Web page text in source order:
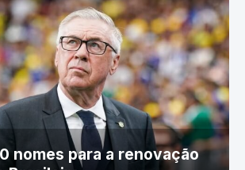
nomes para a renovação